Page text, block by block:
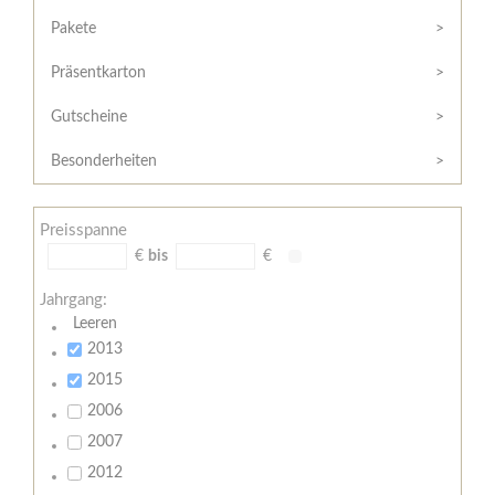
/
Widerrufsformular
AGB
Zahlungsbedingungen
Meine
Pakete
Präsentkarton
Gutscheine
Besonderheiten
Preisspanne
€ bis €
Jahrgang:
Leeren
2013
2015
2006
2007
2012